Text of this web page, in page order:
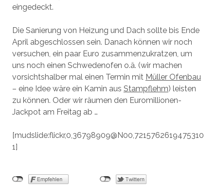
eingedeckt.
Die Sanierung von Heizung und Dach sollte bis Ende
April abgeschlossen sein. Danach können wir noch
versuchen, ein paar Euro zusammenzukratzen, um
uns noch einen Schwedenofen o.ä. (wir machen
vorsichtshalber mal einen Termin mit Müller Ofenbau
– eine Idee wäre ein Kamin aus Stampflehm) leisten
zu können. Oder wir räumen den Euromillionen-
Jackpot am Freitag ab …
[mudslide:flickr,0,36798909@N00,7215762619475310
1]